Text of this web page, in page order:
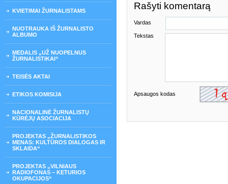
KVIETIMAI ŽURNALISTAMS
NUOTRAUKA IŠ ŽURNALISTO
ALBUMO
MEDALIS „UŽ NUOPELNUS
ŽURNALISTIKAI“
TEISĖS AKTAI
ETIKOS KOMISIJA
NACIONALINĖ ŽURNALISTŲ
KŪRĖJŲ ASOCIACIJA
PROJEKTAS „ŽURNALISTIKOS
MENAS: KULTŪROS DIALOGAS IR
SKLAIDA“
PROJEKTAS „VILNIAUS
RADIOFONAS – KETURIOS
OKUPACIJOS“
Rašyti komentarą
Vardas
Tekstas
Apsaugos kodas